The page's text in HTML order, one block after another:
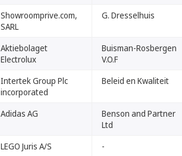
Showroomprive.com,
SARL
G. Dresselhuis
Aktiebolaget
Electrolux
Buisman-Rosbergen
V.O.F
Intertek Group Plc
incorporated
Beleid en Kwaliteit
Adidas AG
Benson and Partner
Ltd
LEGO Juris A/S -